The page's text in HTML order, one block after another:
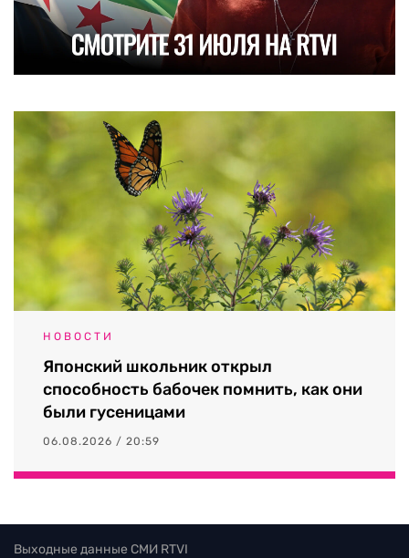
НОВОСТИ
Японский школьник открыл
способность бабочек помнить, как они
были гусеницами
06.08.2026 / 20:59
Выходные данные СМИ RTVI